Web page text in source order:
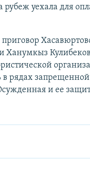
рубеж уехала для
Ханумкыз
в рядах запрещенной
и ее